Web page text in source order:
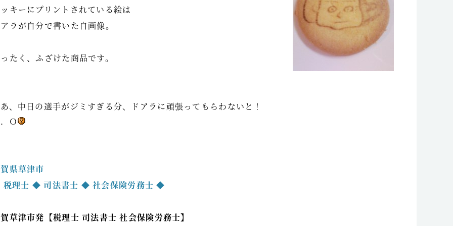
キーにプリントされている絵は
ラが自分で書いた自画像。
たく、ふざけた商品です。
、中日の選手がジミすぎる分、ドアラに頑張ってもらわないと！
Ｏ
県草津市
理士 ◆ 司法書士 ◆ 社会保険労務士 ◆
草津市発【税理士 司法書士 社会保険労務士】